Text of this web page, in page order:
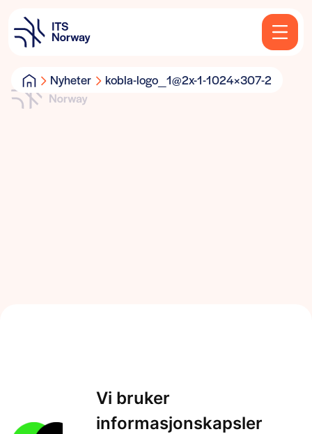
Vi bruker
informasjonskapsler
Nyheter kobla-logo_1@2x-1-1024×307-2
1024×307-2
2 minutter